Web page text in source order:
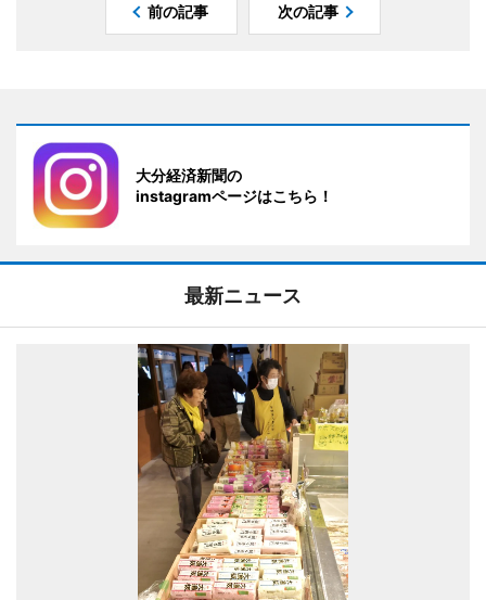
前の記事 次の記事
大分経済新聞の
instagramページはこちら！
最新ニュース